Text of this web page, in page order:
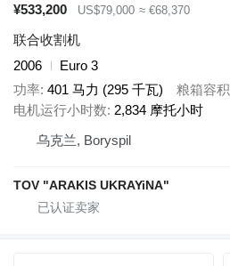
¥533,200
US$79,000 ≈ €68,370
联合收割机
2006
Euro 3
功率 401 马力 (295 千瓦) 粮箱容积
电机运行小时数 2,834 摩托小时
乌克兰, Boryspil
TOV "ARAKIS UKRAYiNA"